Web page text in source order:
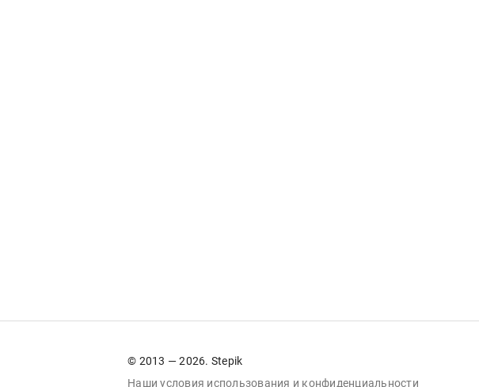
© 2013 — 2026. Stepik
Наши условия использования и конфиденциальности